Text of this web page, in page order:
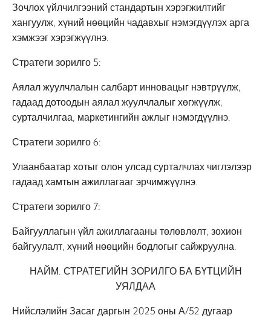
Зочлох үйлчилгээний стандартын хэрэгжилтийг
хангуулж, хүний нөөцийн чадавхыг нэмэгдүүлэх арга
хэмжээг хэрэгжүүлнэ.
Стратеги зорилго 5:
Аялал жуулчлалын салбарт инновацыг нэвтрүүлж,
гадаад дотоодын аялал жуулчлалыг хөгжүүлж,
сурталчилгаа, маркетингийн ажлыг нэмэгдүүлнэ.
Стратеги зорилго 6:
Улаанбаатар хотыг олон улсад сурталчлах чиглэлээр
гадаад хамтын ажиллагааг эрчимжүүлнэ.
Стратеги зорилго 7:
Байгууллагын үйл ажиллагааны төлөвлөлт, зохион
байгуулалт, хүний нөөцийн бодлогыг сайжруулна.
НАЙМ. СТРАТЕГИЙН ЗОРИЛГО БА БҮТЦИЙН
УЯЛДАА
Нийслэлийн Засаг даргын 2025 оны А/52 дугаар